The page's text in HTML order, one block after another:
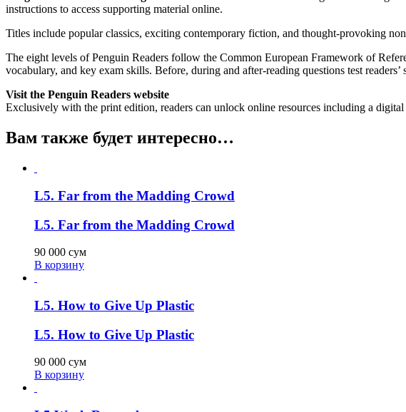
instructions to access supporting material online.
Titles include popular classics, exciting contemporary fiction, and thought-provoking
The eight levels of Penguin Readers follow the Common European Framework of
vocabulary, and key exam skills. Before, during and after-reading questions test
Visit the Penguin Readers website
Exclusively with the print edition, readers can unlock online resources including a
Вам также будет интересно…
L5. Far from the Madding Crowd
L5. Far from the Madding Crowd
90 000 сум
В корзину
L5. How to Give Up Plastic
L5. How to Give Up Plastic
90 000 сум
В корзину